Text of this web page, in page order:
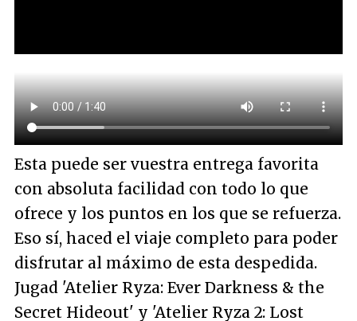
Esta puede ser vuestra entrega favorita
con absoluta facilidad con todo lo que
ofrece y los puntos en los que se refuerza.
Eso sí, haced el viaje completo para poder
disfrutar al máximo de esta despedida.
Jugad 'Atelier Ryza: Ever Darkness & the
Secret Hideout' y 'Atelier Ryza 2: Lost